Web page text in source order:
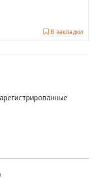
В закладки